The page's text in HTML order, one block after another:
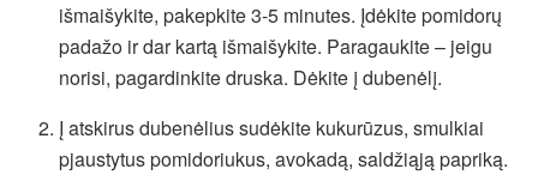
išmaišykite, pakepkite 3-5 minutes. Įdėkite pomidorų
padažo ir dar kartą išmaišykite. Paragaukite – jeigu
norisi, pagardinkite druska. Dėkite į dubenėlį.
Į atskirus dubenėlius sudėkite kukurūzus, smulkiai
pjaustytus pomidoriukus, avokadą, saldžiąją papriką.